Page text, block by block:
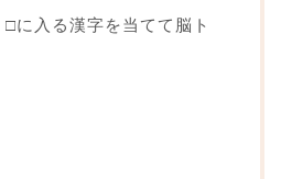
□に入る漢字を当てて脳ト